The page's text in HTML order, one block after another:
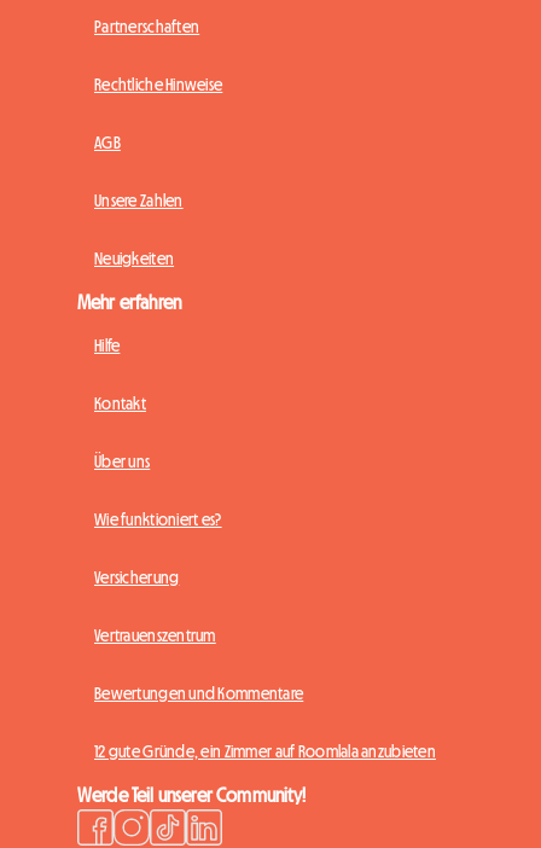
Partnerschaften
Rechtliche Hinweise
AGB
Unsere Zahlen
Neuigkeiten
Mehr erfahren
Hilfe
Kontakt
Über uns
Wie funktioniert es?
Versicherung
Vertrauenszentrum
Bewertungen und Kommentare
12 gute Gründe, ein Zimmer auf Roomlala anzubieten
Werde Teil unserer Community!